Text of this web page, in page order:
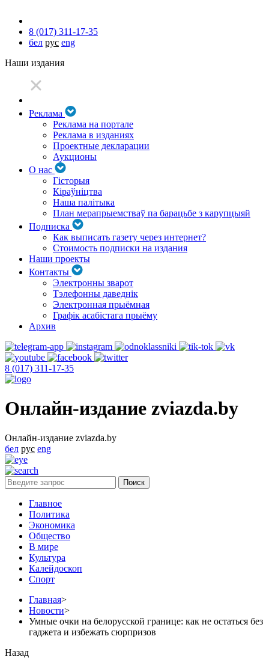
8 (017) 311-17-35
бел рус eng
Наши издания
Реклама
Реклама на портале
Реклама в изданиях
Проектные декларации
Аукционы
О нас
Гісторыя
Кіраўніцтва
Наша палітыка
План мерапрыемстваў па барацьбе з карупцыяй
Подписка
Как выписать газету через интернет?
Стоимость подписки на издания
Наши проекты
Контакты
Электронны зварот
Тэлефонны даведнік
Электронная прыёмная
Графік асабістага прыёму
Архив
8 (017) 311-17-35
Онлайн-издание zviazda.by
Онлайн-издание zviazda.by
бел рус eng
Главное
Политика
Экономика
Общество
В мире
Культура
Калейдоскоп
Спорт
Главная>
Новости>
Умные очки на белорусской границе: как не остаться без
гаджета и избежать сюрпризов
Назад